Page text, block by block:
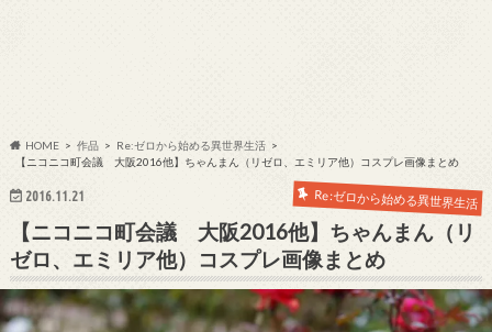
HOME 作品
Re:ゼロから始める異世界生活
【ニコニコ町会議 大阪2016他】ちゃんまん（リゼロ、エミリア他）コスプレ画像まとめ
2016.11.21 Re:ゼロから始める異世界生活
【ニコニコ町会議 大阪2016他】ちゃんまん（リ
ゼロ、エミリア他）コスプレ画像まとめ